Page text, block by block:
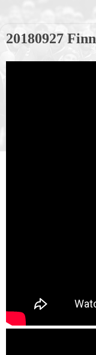
20180927 Finn